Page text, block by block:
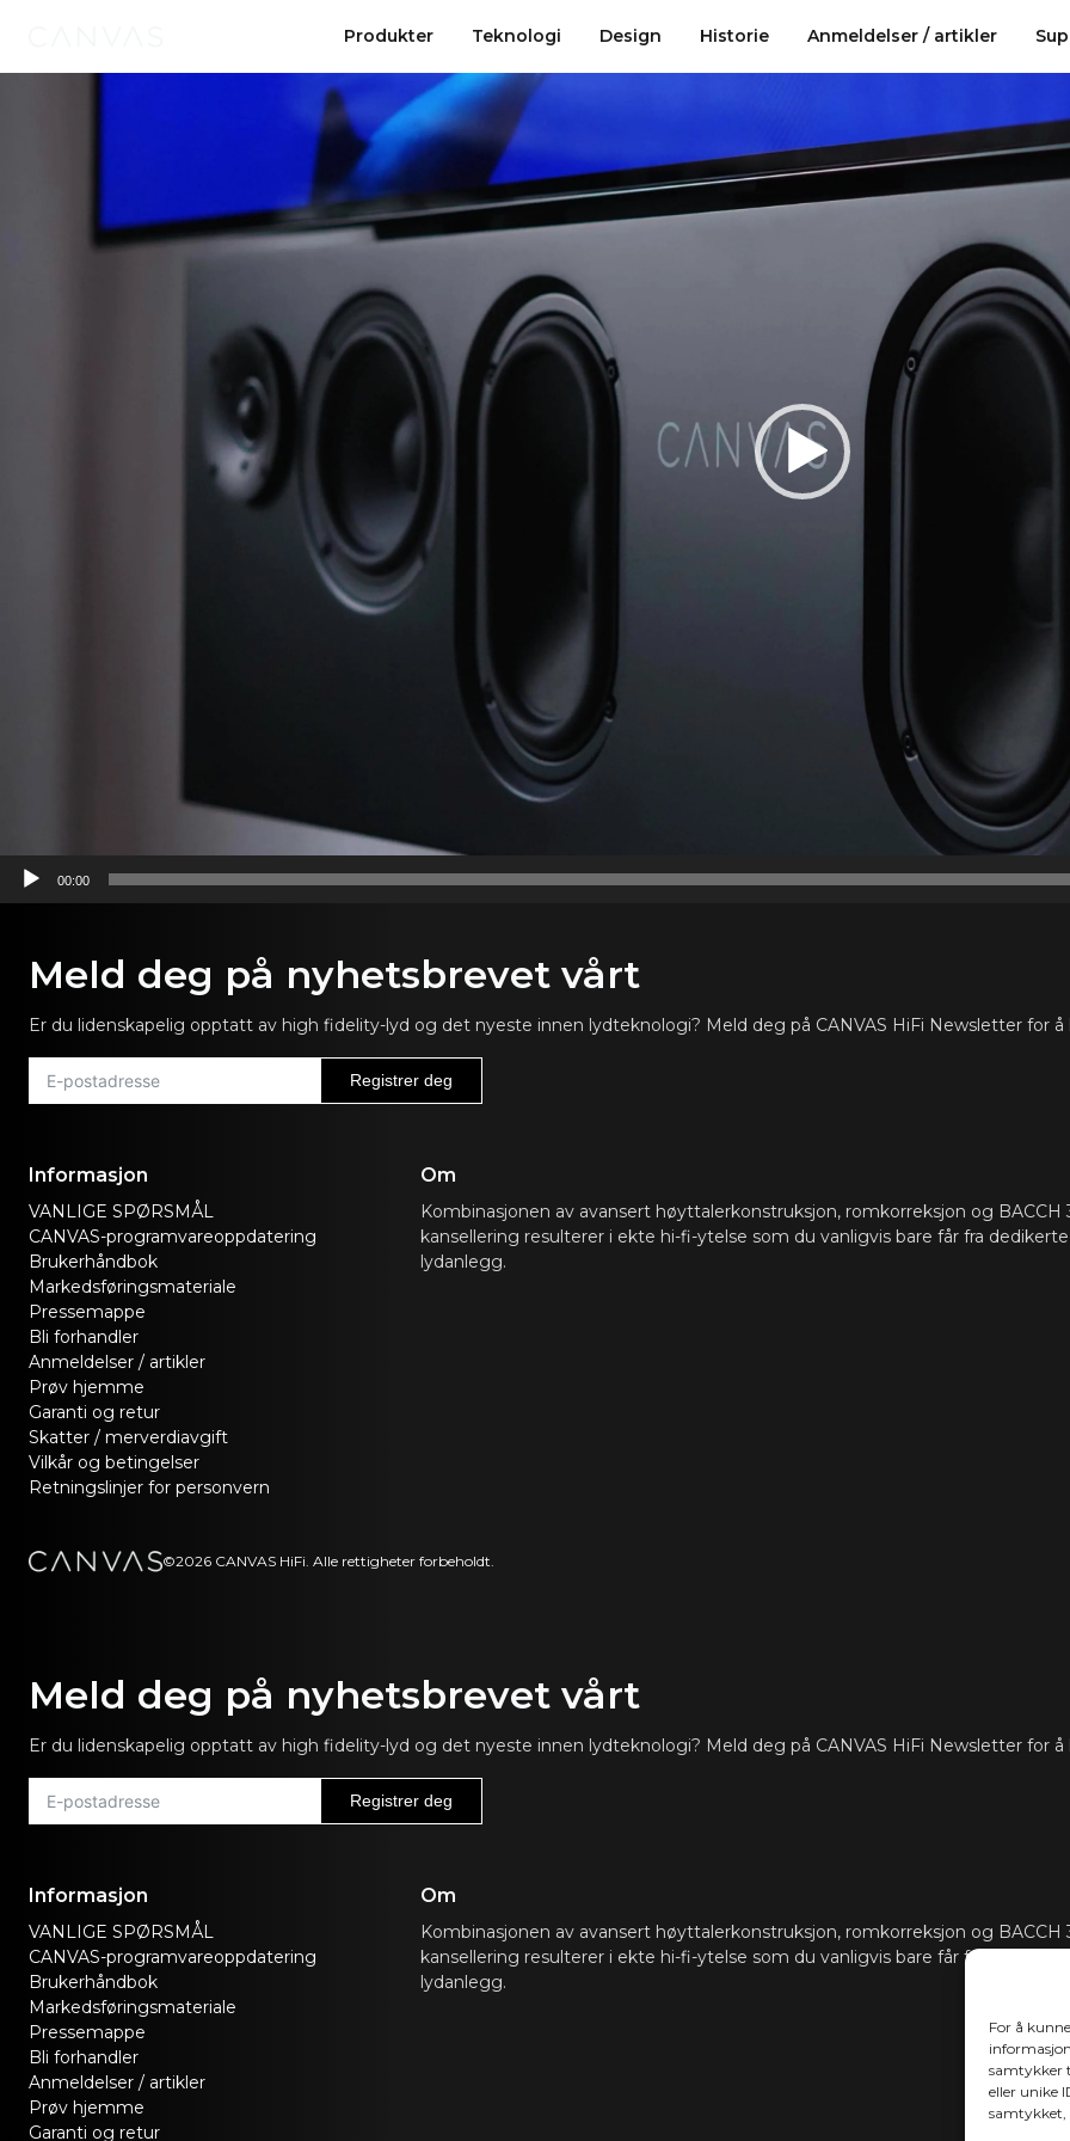
For å
samtykker
eller unike
samtykket,
Produkter Teknologi Design Historie Anmeldelser / artikler
Produkter Teknologi Design Historie Anmeldelser / artikler
00:00
Meld deg på nyhetsbrevet vårt
Er du lidenskapelig opptatt av high fidelity-lyd og det nyeste innen lydteknologi? Meld deg på CANVAS HiFi Newsletter for
Registrer deg
Informasjon
VANLIGE SPØRSMÅL
CANVAS-programvareoppdatering
Brukerhåndbok
Markedsføringsmateriale
Pressemappe
Bli forhandler
Anmeldelser / artikler
Prøv hjemme
Garanti og retur
Skatter / merverdiavgift
Vilkår og betingelser
Retningslinjer for personvern
Om
Kombinasjonen av avansert høyttalerkonstruksjon, romkorreksjon og BACCH
kansellering resulterer i ekte hi-fi-ytelse som du vanligvis bare får fra
lydanlegg.
©2026 CANVAS HiFi. Alle rettigheter forbeholdt.
Meld deg på nyhetsbrevet vårt
Er du lidenskapelig opptatt av high fidelity-lyd og det nyeste innen lydteknologi? Meld deg på CANVAS HiFi Newsletter for
Registrer deg
Informasjon
VANLIGE SPØRSMÅL
CANVAS-programvareoppdatering
Brukerhåndbok
Markedsføringsmateriale
Pressemappe
Bli forhandler
Anmeldelser / artikler
Prøv hjemme
Garanti og retur
Om
Kombinasjonen av avansert høyttalerkonstruksjon, romkorreksjon og BACCH
kansellering resulterer i ekte hi-fi-ytelse som du vanligvis bare får fra dedikerte
lydanlegg.